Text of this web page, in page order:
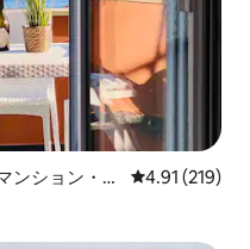
ンション・ア
レビュー219
4.91 (219)